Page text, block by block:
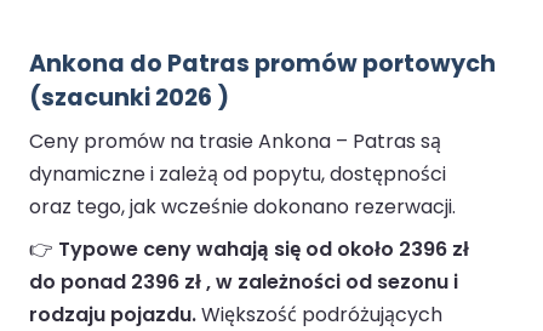
Ankona do Patras promów portowych
(szacunki 2026 )
Ceny promów na trasie Ankona – Patras są
dynamiczne i zależą od popytu, dostępności
oraz tego, jak wcześnie dokonano rezerwacji.
👉 Typowe ceny wahają się od około 2396 zł
do ponad 2396 zł , w zależności od sezonu i
rodzaju pojazdu.Większość podróżujących